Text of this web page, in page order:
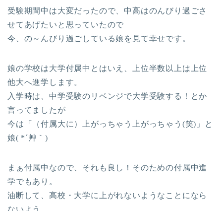
受験期間中は大変だったので、中高はのんびり過ごさ
せてあげたいと思っていたので
今、の～んびり過ごしている娘を見て幸せです。
娘の学校は大学付属中とはいえ、上位半数以上は上位
他大へ進学します。
入学時は、中学受験のリベンジで大学受験する！とか
言ってましたが
今は「（付属大に）上がっちゃう上がっちゃう(笑)」と
娘( *´艸｀)
まぁ付属中なので、それも良し！そのための付属中進
学でもあり。
油断して、高校・大学に上がれないようなことになら
ないよう